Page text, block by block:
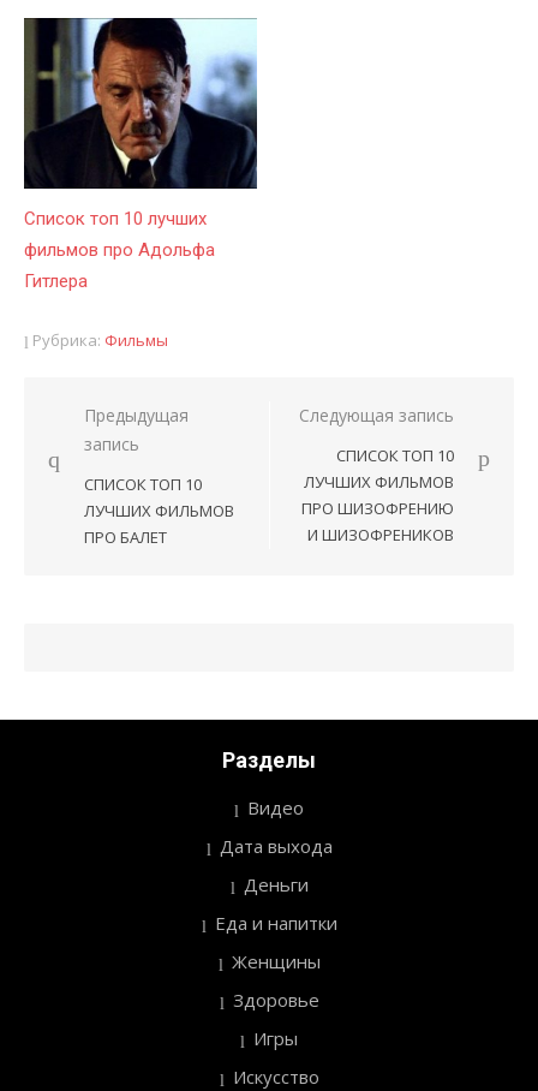
Список топ 10 лучших
фильмов про Адольфа
Гитлера
Рубрика: Фильмы
Навигация
по
записям
Предыдущая
запись
СПИСОК ТОП 10
ЛУЧШИХ ФИЛЬМОВ
ПРО БАЛЕТ
Следующая запись
СПИСОК ТОП 10
ЛУЧШИХ ФИЛЬМОВ
ПРО ШИЗОФРЕНИЮ
И ШИЗОФРЕНИКОВ
Разделы
Видео
Дата выхода
Деньги
Еда и напитки
Женщины
Здоровье
Игры
Искусство